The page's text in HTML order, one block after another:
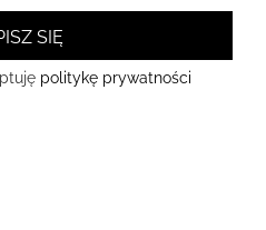
SIĘ
politykę prywatności